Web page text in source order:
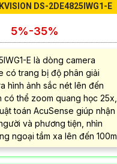
DS-2DE4825IWG1-E
5%-35%
E là dòng camera
có trang bị độ phân giải
hình ảnh sắc nét lên đến
có thể zoom quang học 25x,
toán AcuSense giúp nhận
và phương tiện, nhìn
ngoại tầm xa lên đến 100m